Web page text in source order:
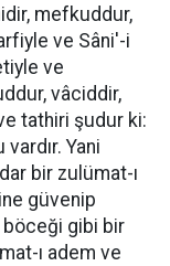
mefkuddur,
ve Sâni'-i
ve
vâciddir,
tathiri şudur ki:
Yani
bir zulümat-ı
güvenip
böceği gibi bir
ı adem ve